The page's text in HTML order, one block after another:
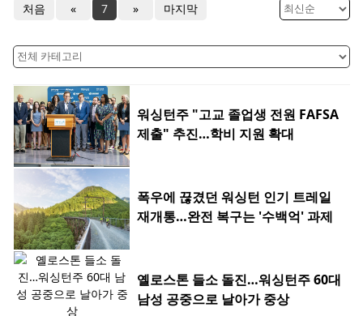
처음 « 7 » 마지막
워싱턴주 "고교 졸업생 전원 FAFSA
제출" 추진…학비 지원 확대
폭우에 끊겼던 워싱턴 인기 트레일
재개통…완전 복구는 '수백억' 과제
옐로스톤 들소 돌진…워싱턴주 60대
남성 공중으로 날아가 중상